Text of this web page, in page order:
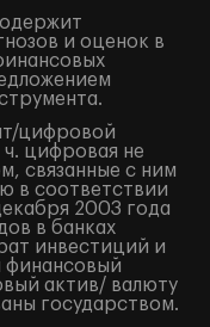
и оценок в
цифровой
цифровая не
связанные с ним
в соответствии
2003 года
в банках
инвестиций и
финансовый
актив/ валюту
государством.